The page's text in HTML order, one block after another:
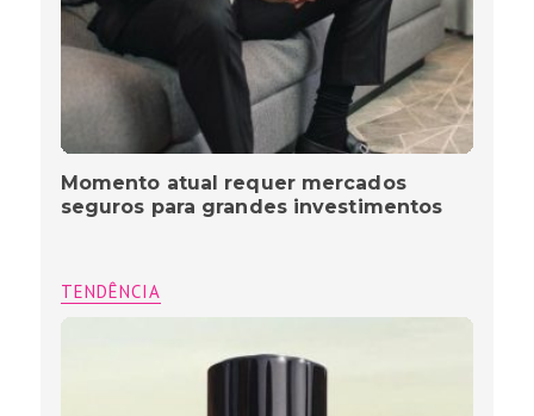
Momento atual requer mercados
seguros para grandes investimentos
TENDÊNCIA